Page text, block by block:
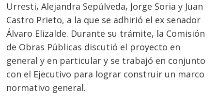
Urresti, Alejandra Sepúlveda, Jorge Soria y Juan
Castro Prieto, a la que se adhirió el ex senador
Álvaro Elizalde. Durante su trámite, la Comisión
de Obras Públicas discutió el proyecto en
general y en particular y se trabajó en conjunto
con el Ejecutivo para lograr construir un marco
normativo general.